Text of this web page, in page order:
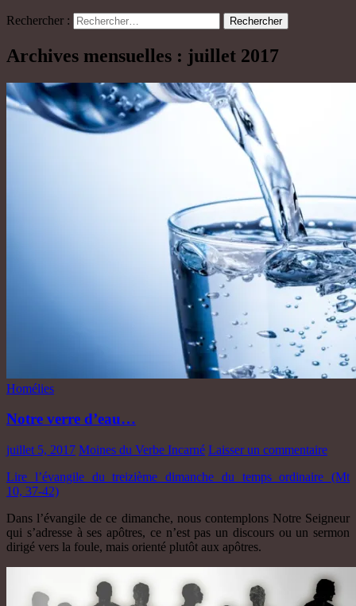
Rechercher :
Archives mensuelles : juillet 2017
Homélies
Notre verre d’eau…
juillet 5, 2017 Moines du Verbe Incarné Laisser un commentaire
Lire l’évangile du treizième dimanche du temps ordinaire (Mt
10, 37-42)
Dans l’évangile de ce dimanche, nous contemplons Notre Seigneur
qui s’adresse à ses apôtres, ce n’est pas un discours ou un sermon
dirigé vers la foule, mais orienté plutôt aux apôtres.